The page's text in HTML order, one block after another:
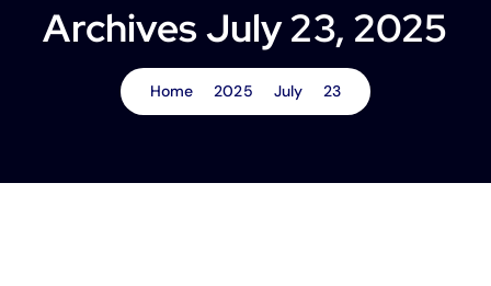
Archives July 23, 2025
Home 2025 July 23